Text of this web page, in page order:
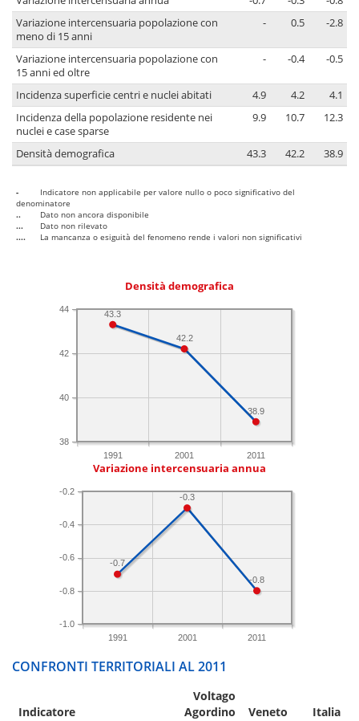
Variazione intercensuaria popolazione con
meno di 15 anni
- 0.5 -2.8
Variazione intercensuaria popolazione con
15 anni ed oltre
- -0.4 -0.5
Incidenza superficie centri e nuclei abitati 4.9 4.2
4.1
Incidenza della popolazione residente nei
nuclei e case sparse
9.9 10.7 12.3
Densità demografica 43.3 42.2 38.9
-
Indicatore non applicabile per valore nullo o poco significativo del
denominatore
..
Dato non ancora disponibile
...
Dato non rilevato
....
La mancanza o esiguità del fenomeno rende i valori non significativi
Densità demografica
1991 2001 2011
38
40
42
44
38.9
42.2
43.3
Variazione intercensuaria annua
1991 2001 2011
-1.0
-0.8
-0.6
-0.4
-0.2
-0.8
-0.3
-0.7
CONFRONTI TERRITORIALI AL 2011
Indicatore
Voltago
Agordino
Veneto Italia